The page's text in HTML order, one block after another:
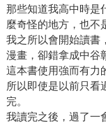
那些知道我高中時是
麼奇怪的地方，也不
我之所以會開始讀書
漫畫，卻錯拿成中谷
這本書使用強而有力
所以即使是以前只看
完。
我讀完之後，過了一